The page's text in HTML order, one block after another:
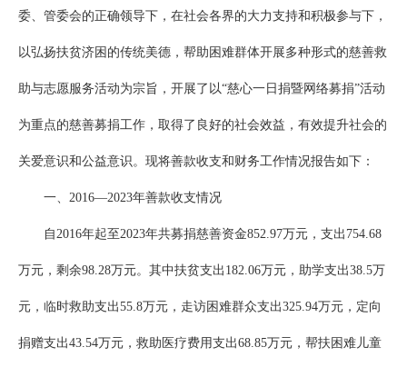
委、管委会的正确领导下，在社会各界的大力支持和积极参与下，
以弘扬扶贫济困的传统美德，帮助困难群体开展多种形式的慈善救
助与志愿服务活动为宗旨，开展了以“慈心一日捐暨网络募捐”活动
为重点的慈善募捐工作，取得了良好的社会效益，有效提升社会的
关爱意识和公益意识。现将善款收支和财务工作情况报告如下：
一、2016—2023年善款收支情况
自2016年起至2023年共募捐慈善资金852.97万元，支出754.68
万元，剩余98.28万元。其中扶贫支出182.06万元，助学支出38.5万
元，临时救助支出55.8万元，走访困难群众支出325.94万元，定向
捐赠支出43.54万元，救助医疗费用支出68.85万元，帮扶困难儿童